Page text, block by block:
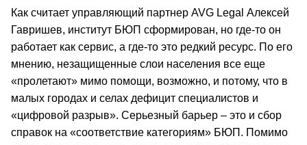
Как считает управляющий партнер AVG Legal Алексей
Гавришев, институт БЮП сформирован, но где-то он
работает как сервис, а где-то это редкий ресурс. По его
мнению, незащищенные слои населения все еще
«пролетают» мимо помощи, возможно, и потому, что в
малых городах и селах дефицит специалистов и
«цифровой разрыв». Серьезный барьер – это и сбор
справок на «соответствие категориям» БЮП. Помимо